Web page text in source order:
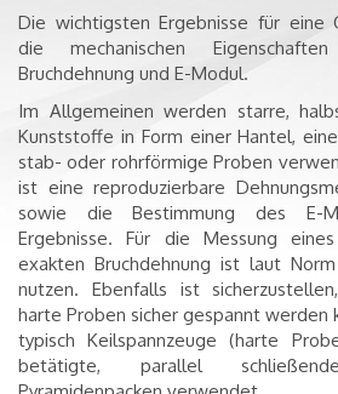
Die wichtigsten Ergebnisse für eine
die mechanischen
Bruchdehnung und E-Modul.
Im Allgemeinen werden starre,
Kunststoffe in Form einer Hantel,
stab- oder rohrförmige Proben
ist eine reproduzierbare
sowie die Bestimmung des E-
Ergebnisse. Für die Messung
exakten Bruchdehnung ist laut
nutzen. Ebenfalls ist
harte Proben sicher gespannt werden
typisch Keilspannzeuge (harte
betätigte, parallel